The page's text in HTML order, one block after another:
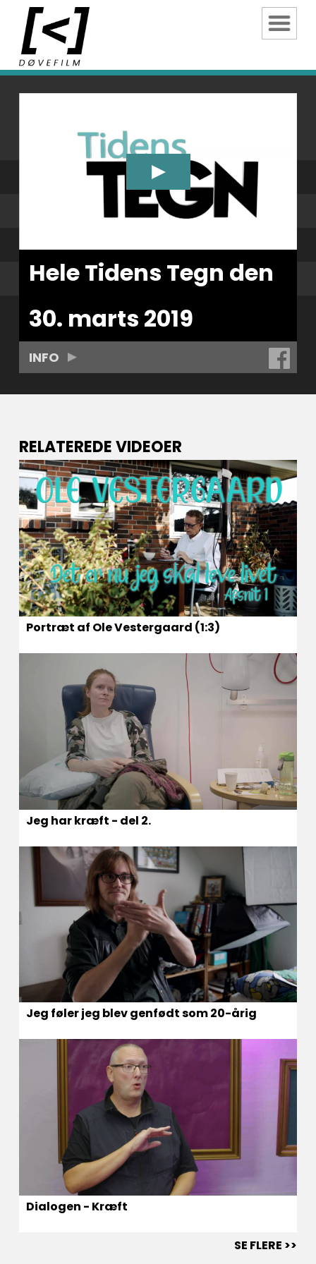
Hele Tidens Tegn den
30. marts 2019
INFO
RELATEREDE VIDEOER
Portræt af Ole Vestergaard (1:3)
Jeg har kræft - del 2.
Jeg føler jeg blev genfødt som 20-årig
Dialogen - Kræft
SE FLERE >>